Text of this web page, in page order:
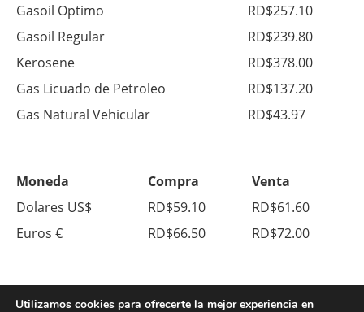
Gasoil Optimo
RD$257.10
Gasoil Regular
RD$239.80
Kerosene
RD$378.00
Gas Licuado de Petroleo
RD$137.20
Gas Natural Vehicular
RD$43.97
Moneda Compra
Venta
Dolares US$
RD$59.10
RD$61.60
Euros €
RD$66.50 RD$72.00
Utilizamos cookies para ofrecerte la mejor experiencia en